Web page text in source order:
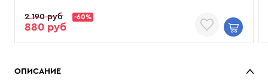
2 190 руб -60%
880 руб
ОПИСАНИЕ